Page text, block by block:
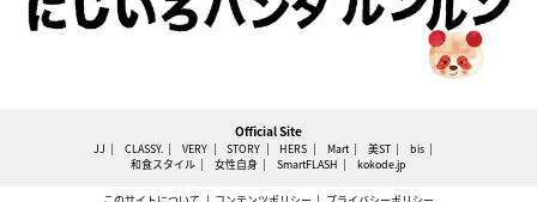
Official Site
JJ CLASSY. VERY STORY HERS Mart 美ST
bis
和食スタイル
女性自身 SmartFLASH kokode.jp